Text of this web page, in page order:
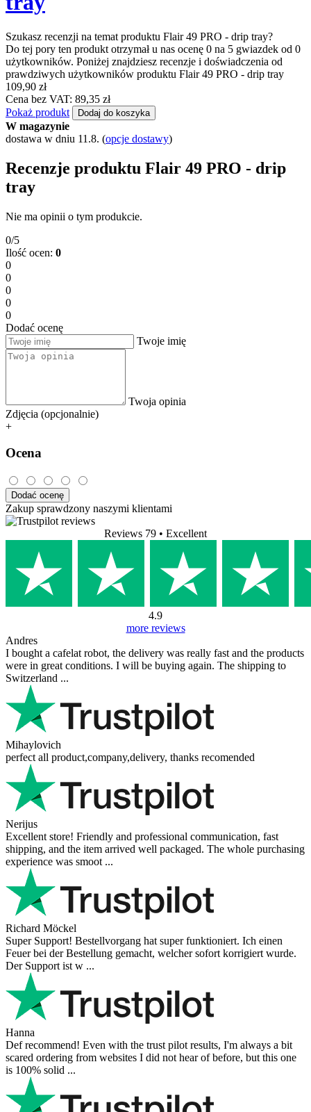
Szukasz recenzji na temat produktu Flair 49 PRO - drip tray?
Do tej pory ten produkt otrzymał u nas ocenę 0 na 5 gwiazdek od 0
użytkowników. Poniżej znajdziesz recenzje i doświadczenia od
prawdziwych użytkowników produktu Flair 49 PRO - drip tray
109,90 zł
Cena bez VAT: 89,35 zł
Pokaż produkt
Dodaj do koszyka
W magazynie
dostawa w dniu 11.8. (opcje dostawy)
Recenzje produktu Flair 49 PRO - drip
tray
Nie ma opinii o tym produkcie.
0/5
Ilość ocen: 0
0
0
0
0
0
Dodać ocenę
Twoje imię
Twoja opinia
Zdjęcia (opcjonalnie)
+
Ocena
Dodać ocenę
Zakup sprawdzony naszymi klientami
Reviews 79 • Excellent
4.9
more reviews
Andres
I bought a cafelat robot, the delivery was really fast and the products
were in great conditions. I will be buying again. The shipping to
Switzerland ...
Mihaylovich
perfect all product,company,delivery, thanks recomended
Nerijus
Excellent store! Friendly and professional communication, fast
shipping, and the item arrived well packaged. The whole purchasing
experience was smoot ...
Richard Möckel
Super Support! Bestellvorgang hat super funktioniert. Ich einen
Feuer bei der Bestellung gemacht, welcher sofort korrigiert wurde.
Der Support ist w ...
Hanna
Def recommend! Even with the trust pilot results, I'm always a bit
scared ordering from websites I did not hear of before, but this one
is 100% solid ...